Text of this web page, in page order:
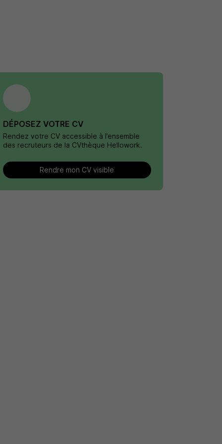
DÉPOSEZ VOTRE CV
Rendez votre CV accessible à l’ensemble
des recruteurs de la CVthèque Hellowork.
Rendre mon CV visible